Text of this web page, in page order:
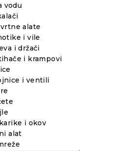
vodu
alate
i vile
i držači
i krampovi
i ventili
i okov
alat